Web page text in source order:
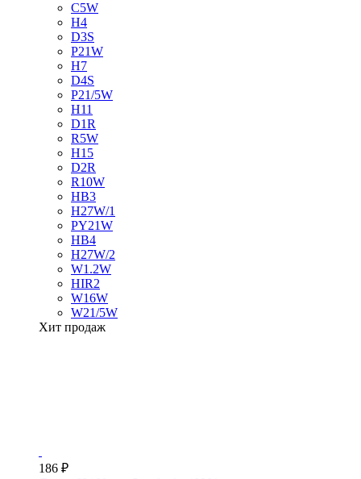
C5W
H4
D3S
P21W
H7
D4S
P21/5W
H11
D1R
R5W
H15
D2R
R10W
HB3
H27W/1
PY21W
HB4
H27W/2
W1.2W
HIR2
W16W
W21/5W
Хит продаж
186 ₽